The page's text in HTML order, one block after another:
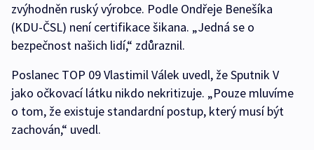
zvýhodněn ruský výrobce. Podle Ondřeje Benešíka
(KDU-ČSL) není certifikace šikana. „Jedná se o
bezpečnost našich lidí,“ zdůraznil.
Poslanec TOP 09 Vlastimil Válek uvedl, že Sputnik V
jako očkovací látku nikdo nekritizuje. „Pouze mluvíme
o tom, že existuje standardní postup, který musí být
zachován,“ uvedl.